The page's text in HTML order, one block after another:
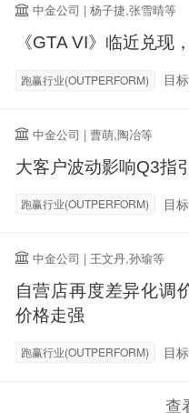
中金公司 | 杨子捷,张雪晴等
《GTA VI》临近兑现
跑赢行业(OUTPERFORM) 目
中金公司 | 曹萌,陶冶等
大客户波动影响Q3指
跑赢行业(OUTPERFORM) 目
中金公司 | 王文丹,孙瑜等
自营店再度差异化调
价格走强
跑赢行业(OUTPERFORM) 目
查